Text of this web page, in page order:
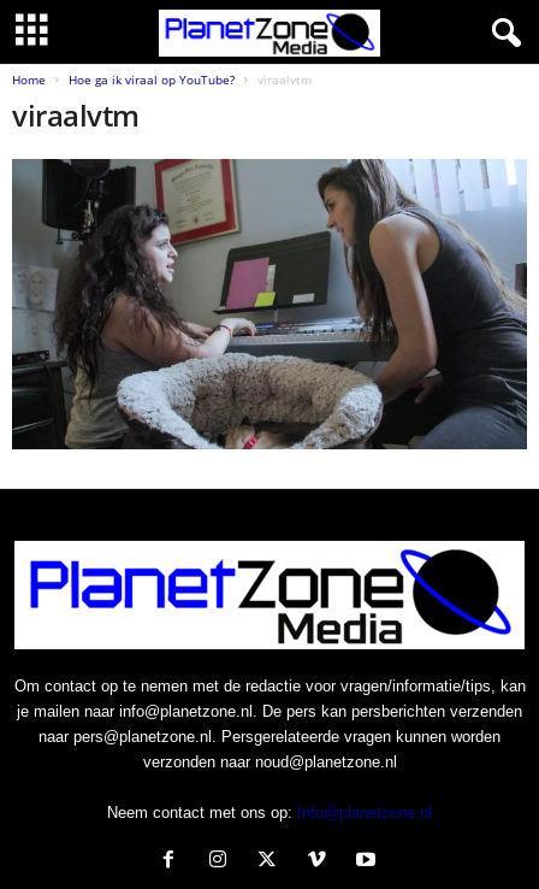
Home Hoe ga ik viraal op YouTube? viraalvtm
viraalvtm
Om contact op te nemen met de redactie voor vragen/informatie/tips, kan
je mailen naar info@planetzone.nl. De pers kan persberichten verzenden
naar pers@planetzone.nl. Persgerelateerde vragen kunnen worden
verzonden naar noud@planetzone.nl
Neem contact met ons op: Info@planetzone.nl